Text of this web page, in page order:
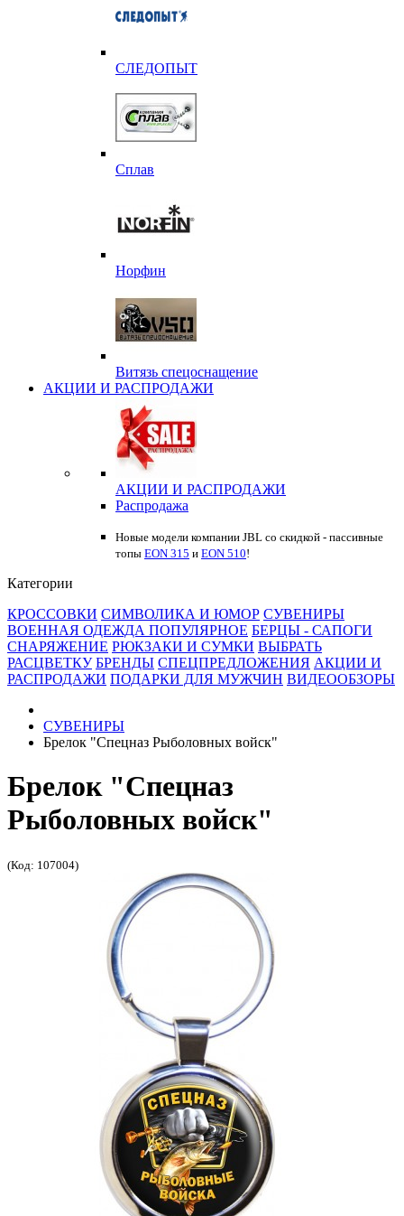
СЛЕДОПЫТ
Сплав
Норфин
Витязь спецоснащение
АКЦИИ И РАСПРОДАЖИ
АКЦИИ И РАСПРОДАЖИ
Распродажа
Новые модели компании JBL со скидкой - пассивные
топы EON 315 и EON 510!
Категории
КРОССОВКИ СИМВОЛИКА И ЮМОР СУВЕНИРЫ
ВОЕННАЯ ОДЕЖДА ПОПУЛЯРНОЕ БЕРЦЫ - САПОГИ
СНАРЯЖЕНИЕ РЮКЗАКИ И СУМКИ ВЫБРАТЬ
РАСЦВЕТКУ БРЕНДЫ СПЕЦПРЕДЛОЖЕНИЯ АКЦИИ И
РАСПРОДАЖИ ПОДАРКИ ДЛЯ МУЖЧИН ВИДЕООБЗОРЫ
СУВЕНИРЫ
Брелок "Спецназ Рыболовных войск"
Брелок "Спецназ
Рыболовных войск"
(Код: 107004)